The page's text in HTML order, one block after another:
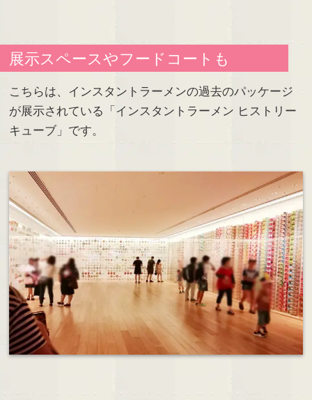
展示スペースやフードコートも
こちらは、インスタントラーメンの過去のパッケージ
が展示されている「インスタントラーメン ヒストリー
キューブ」です。